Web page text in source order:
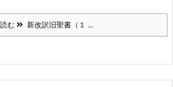
む 新改訳旧聖書（１ ...